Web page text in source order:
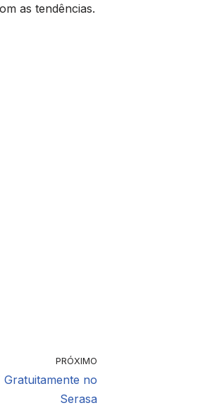
as tendências.
PRÓXIMO
no
Serasa